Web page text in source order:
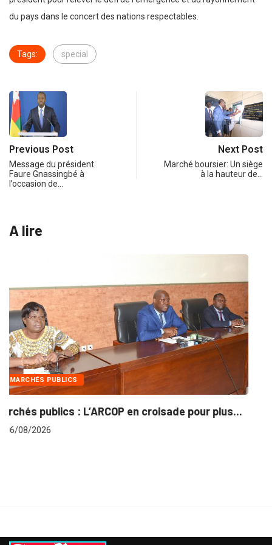
du pays dans le concert des nations respectables.
Tags: special
Previous Post
Message du président
Faure Gnassingbé à
l’occasion de…
Next Post
Marché boursier: Un siège
à la hauteur de…
A lire
plus...
Gestion concertée et durable du Bassin